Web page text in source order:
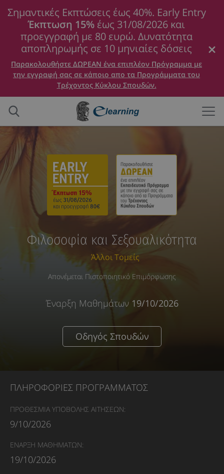
Σημαντικές Εκπτώσεις έως 40%. Early Entry
Έκπτωση 15% έως 31/08/2026 και
προεγγραφή με 80 ευρώ. Δυνατότητα
αποπληρωμής σε 10 μηνιαίες δόσεις
Παρακολουθήστε ΔΩΡΕΑΝ ένα επιπλέον Πρόγραμμα με
την εγγραφή σας σε κάποιο απο τα Προγράμματα του
Τρέχοντος Κύκλου Σπουδών.
Φιλοσοφία και Σεξουαλικότητα
Άλλοι Τομείς
Απονέμεται Πιστοποιητικό Επιμόρφωσης
Έναρξη Μαθημάτων 19/10/2026
Οδηγός Σπουδών
ΠΛΗΡΟΦΟΡΙΕΣ ΠΡΟΓΡΑΜΜΑΤΟΣ
ΠΡΟΘΕΣΜΙΑ ΥΠΟΒΟΛΗΣ ΑΙΤΗΣΕΩΝ:
9/10/2026
ΕΝΑΡΞΗ ΜΑΘΗΜΑΤΩΝ:
19/10/2026